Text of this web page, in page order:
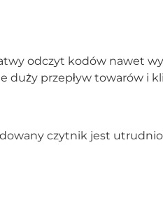
odczyt kodów nawet
duży przepływ towarów i
czytnik jest